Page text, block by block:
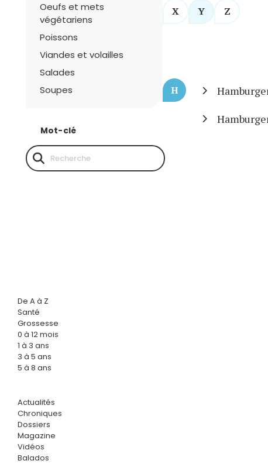
X Y Z
H
Oeufs et mets
végétariens
Poissons
Viandes et volailles
Salades
Soupes
Mot-clé
De A à Z
Santé
Grossesse
0 à 12 mois
1 à 3 ans
3 à 5 ans
5 à 8 ans
Actualités
Chroniques
Dossiers
Magazine
Vidéos
Balados